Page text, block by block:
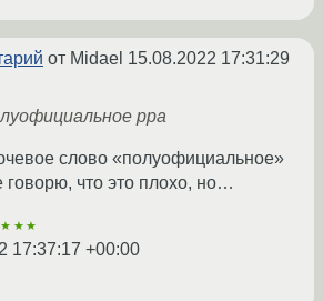
от Midael 15.08.2022 17:31:29
ppa
слово «полуофициальное»
что это плохо, но…
17:37:17 +00:00